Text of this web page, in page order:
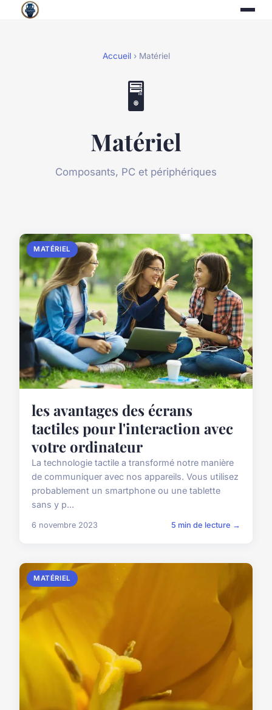
Accueil› Matériel
🖥️
Matériel
Composants, PC et périphériques
MATÉRIEL
les avantages des écrans
tactiles pour l'interaction avec
votre ordinateur
La technologie tactile a transformé notre manière
de communiquer avec nos appareils. Vous utilisez
probablement un smartphone ou une tablette
sans y p...
6 novembre 2023 5 min de lecture →
MATÉRIEL